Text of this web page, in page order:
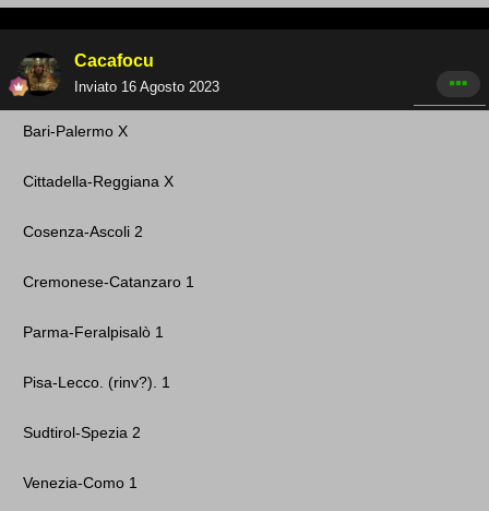
Cacafocu
Inviato 16 Agosto 2023
Bari -Palermo X
Cittadella-Reg giana X
Cosenza -Ascoli 2
Cremonese -Catanzaro 1
Parma-Feralpisalò 1
Pisa-Lecco. (rinv ?). 1
Sudtirol-Spezia 2
Venezia-Como 1